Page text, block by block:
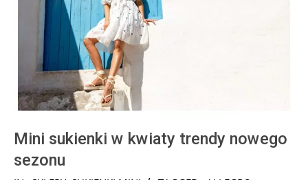
Mini sukienki w kwiaty trendy nowego
sezonu